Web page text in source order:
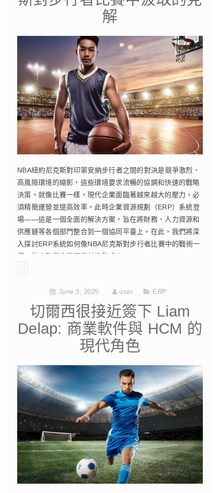
解
NBA紐約尼克斯對印第安納步行者之間的對決是競爭激烈、
高風險環境的縮影，這些環境要求流暢的協調和快速的戰略
決策。就像比賽一樣，現代企業面臨著越來越大的壓力，必
須精簡運營並提高效率。此時企業資源規劃（ERP）系統登
場——這是一個全面的解決方案，旨在將財務、人力資源和
供應鏈等各個部門整合到一個協同平臺上。在此，我們將深
入探討ERP系統如何像NBA尼克斯對步行者比賽中的戰術一
樣，徹底改變企業運營並推動成功。
June 3, 2025
user ERP
切爾西很接近簽下 Liam
Delap: 商業軟件與 HCM 的
現代角色